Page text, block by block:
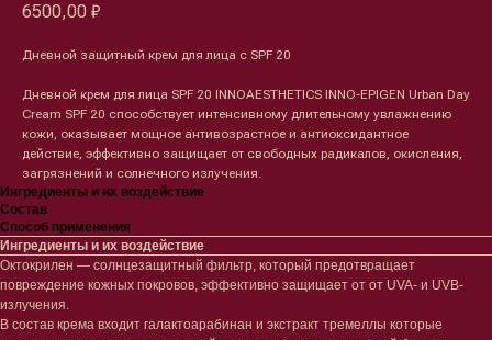
6500,00 ₽
Дневной защитный крем для лица с SPF 20
Дневной крем для лица SPF 20 INNOAESTHETICS INNO-EPIGEN Urban Day
Cream SPF 20 способствует интенсивному длительному увлажнению
кожи, оказывает мощное антивозрастное и антиоксидантное
действие, эффективно защищает от свободных радикалов, окисления,
загрязнений и солнечного излучения.
Ингредиенты и их воздействие
Состав
Способ применения
Ингредиенты и их воздействие
Октокрилен — солнцезащитный фильтр, который предотвращает
повреждение кожных покровов, эффективно защищает от от UVA- и UVB-
излучения.
В состав крема входит галактоарабинан и экстракт тремеллы которые